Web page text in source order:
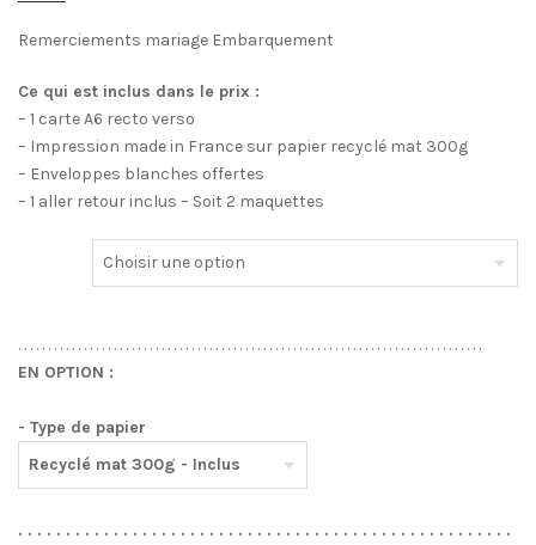
Remerciements mariage Embarquement
Ce qui est inclus dans le prix :
– 1 carte A6 recto verso
– Impression made in France sur papier recyclé mat 300g
– Enveloppes blanches offertes
– 1 aller retour inclus – Soit 2 maquettes
. . . . . . . . . . . . . . . . . . . . . . . . . . . . . . . . . . . . . . . . . . . . . . . . . . . . . . . . . . . . . . . . . . . . . . . . . . . . . .
EN OPTION :
- Type de papier
. . . . . . . . . . . . . . . . . . . . . . . . . . . . . . . . . . . . . . . . . . . . . . . . . . . .